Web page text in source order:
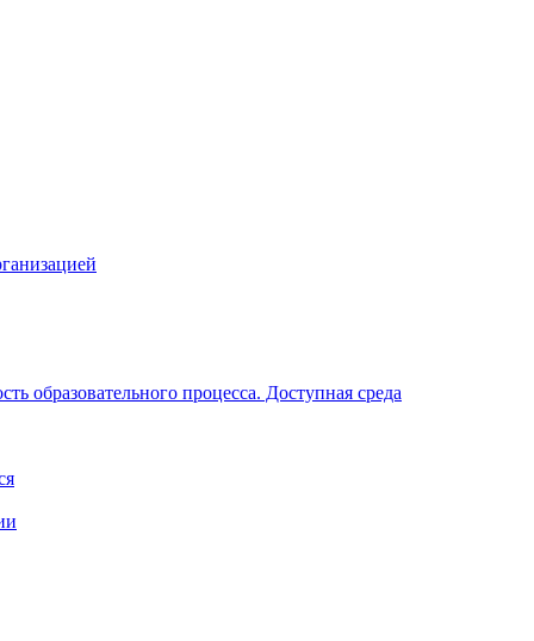
образовательного процесса. Доступная среда